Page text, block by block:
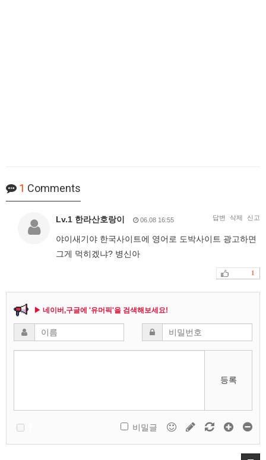
1 Comments
Lv.1 한라산호랑이 06.08 16:55 답변 삭제 신고
야이새기야 한국사이트에 영어로 도박사이트 광고하면
그게 먹히겠냐? 병신아
1
▶ 네이버,구글에 '유머픽'을 검색해보세요!
등록
비밀글